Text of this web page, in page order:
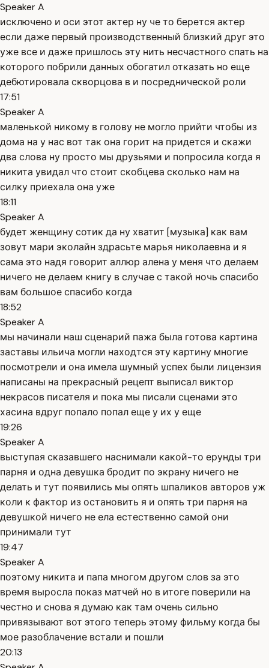
Speaker A
исключено и оси этот актер ну че то берется актер
если даже первый производственный близкий друг это
уже все и даже пришлось эту нить несчастного спать на
которого побрили данных обогатил отказать но еще
дебютировала скворцова в и посреднической роли
17:51
Speaker A
маленькой никому в голову не могло прийти чтобы из
дома на у нас вот так она горит на придется и скажи
два слова ну просто мы друзьями и попросила когда я
никита увидал что стоит скобцева сколько нам на
силку приехала она уже
18:11
Speaker A
будет женщину сотик да ну хватит [музыка] как вам
зовут мари эколайн здрасьте марья николаевна и я
сама это надя говорит аллюр алена у меня что делаем
ничего не делаем книгу в случае с такой ночь спасибо
вам большое спасибо когда
18:52
Speaker A
мы начинали наш сценарий пажа была готова картина
заставы ильича могли находтся эту картину многие
посмотрели и она имела шумный успех были лицензия
написаны на прекрасный рецепт выписал виктор
некрасов писателя и пока мы писали сценами это
хасина вдруг попало попал еще у их у еще
19:26
Speaker A
выступая сказавшего наснимали какой-то ерунды три
парня и одна девушка бродит по экрану ничего не
делать и тут появились мы опять шпаликов авторов уж
коли к фактор из остановить я и опять три парня на
девушкой ничего не ела естественно самой они
принимали тут
19:47
Speaker A
поэтому никита и папа многом другом слов за это
время выросла показ матчей но в итоге поверили на
честно и снова я думаю как там очень сильно
привязывают вот этого теперь этому фильму когда бы
мое разоблачение встали и пошли
20:13